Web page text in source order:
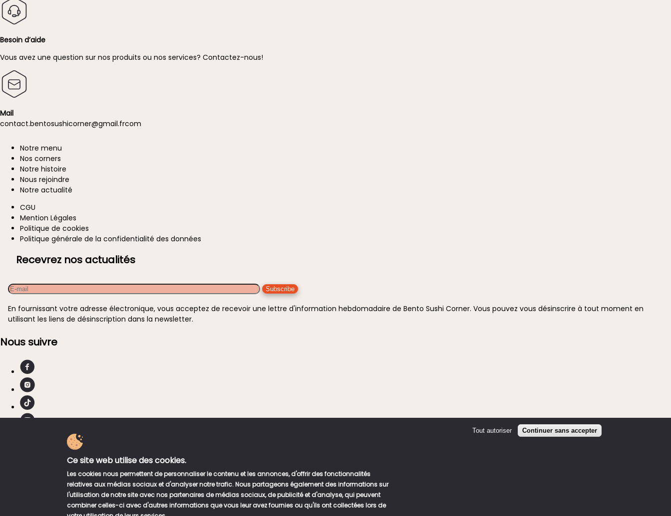
Besoin d’aide
Vous avez une question sur nos produits ou nos services? Contactez-nous!
Mail
contact.bentosushicorner@gmail.frcom
Notre menu
Nos corners
Notre histoire
Nous rejoindre
Notre actualité
Information
CGU
Mention Légales
Politique de cookies
Politique générale de la confidentialité des données
Recevrez nos actualités
Email
En fournissant votre adresse électronique, vous acceptez de recevoir une lettre d'information hebdomadaire de Bento Sushi Corner. Vous pouvez vous désinscrire à tout moment en
utilisant les liens de désinscription dans la newsletter.
Nous suivre
BentoSushiCorner.2021©Copyright
Ce site web utilise des cookies.
Les cookies nous permettent de personnaliser le contenu et les annonces, d'offrir des fonctionnalités
relatives aux médias sociaux et d'analyser notre trafic. Nous partageons également des informations sur
l'utilisation de notre site avec nos partenaires de médias sociaux, de publicité et d'analyse, qui peuvent
combiner celles-ci avec d'autres informations que vous leur avez fournies ou qu'ils ont collectées lors de
Tout autoriser Continuer sans accepter